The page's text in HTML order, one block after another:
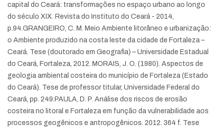
capital do Ceará: transformações no espaço urbano ao longo
do século XIX. Revista do Instituto do Ceará - 2014,
p.94. GRANGEIRO, C. M. Meio Ambiente litorâneo e urbanização:
o Ambiente produzido na costa leste da cidade de Fortaleza –
Ceará. Tese (doutorado em Geografia) – Universidade Estadual
do Ceará, Fortaleza, 2012. MORAIS, J. O. (1980). Aspectos de
geologia ambiental costeira do município de Fortaleza (Estado
do Ceará). Tese de professor titular, Universidade Federal do
Ceará, pp. 249. PAULA, D. P. Análise dos riscos de erosão
costeira no litoral e Fortaleza em função da vulnerabilidade aos
processos geogênicos e antropogênicos. 2012. 364 f. Tese